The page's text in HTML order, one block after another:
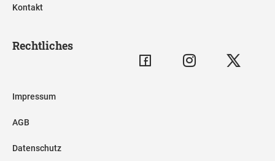
Kontakt
Rechtliches
Impressum
AGB
Datenschutz